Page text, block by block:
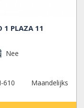
1 PLAZA 11
Nee
610
Maandelijks